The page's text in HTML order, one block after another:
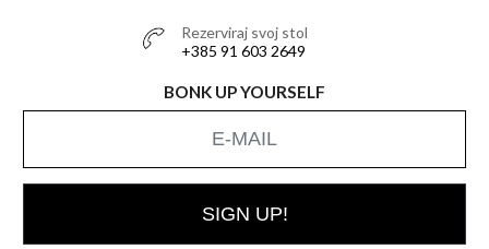
Rezerviraj svoj stol
+385 91 603 2649
BONK UP YOURSELF
SIGN UP!